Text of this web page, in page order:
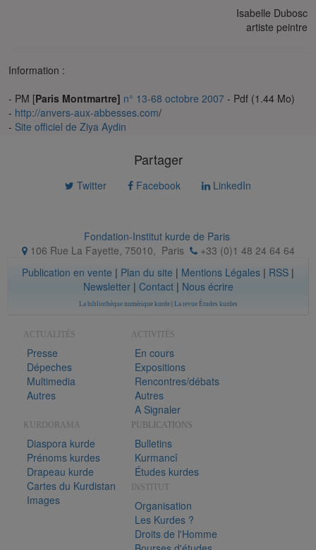
Isabelle Dubosc
artiste peintre
Information :
- PM [Paris Montmartre] n° 13-68 octobre 2007 - Pdf (1.44 Mo)
- http://anvers-aux-abbesses.com/
- Site officiel de Ziya Aydin
Partager
Twitter Facebook LinkedIn
Fondation-Institut kurde de Paris
106 Rue La Fayette, 75010, Paris
+33 (0)1 48 24 64 64
Publication en vente | Plan du site | Mentions Légales | RSS |
Newsletter| Contact| Nous écrire
La bibliothèque numérique kurde| La revue Études kurdes
ACTUALITÉS
Presse
Dépeches
Multimedia
Autres
ACTIVITÉS
En cours
Expositions
Rencontres/débats
Autres
A Signaler
KURDORAMA
Diaspora kurde
Prénoms kurdes
Drapeau kurde
Cartes du Kurdistan
Images
PUBLICATIONS
Bulletins
Kurmancî
Études kurdes
INSTITUT
Organisation
Les Kurdes ?
Droits de l'Homme